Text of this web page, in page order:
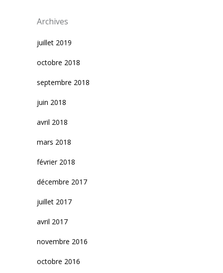
Archives
juillet 2019
octobre 2018
septembre 2018
juin 2018
avril 2018
mars 2018
février 2018
décembre 2017
juillet 2017
avril 2017
novembre 2016
octobre 2016